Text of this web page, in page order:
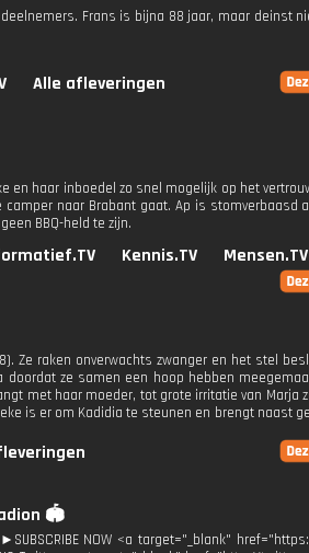
Frans is bijna 88 jaar, maar deinst
Alle afleveringen
haar inboedel zo snel mogelijk op het
naar Brabant gaat. Ap is stomverbaasd
BBQ-held te zijn.
Kennis.TV
Mensen.TV
Ze raken onverwachts zwanger en het stel
ze samen een hoop hebben
met haar moeder, tot grote irritatie van Marja
is er om Kadidia te steunen en brengt naast
🏟️
NOW <a target="_blank"